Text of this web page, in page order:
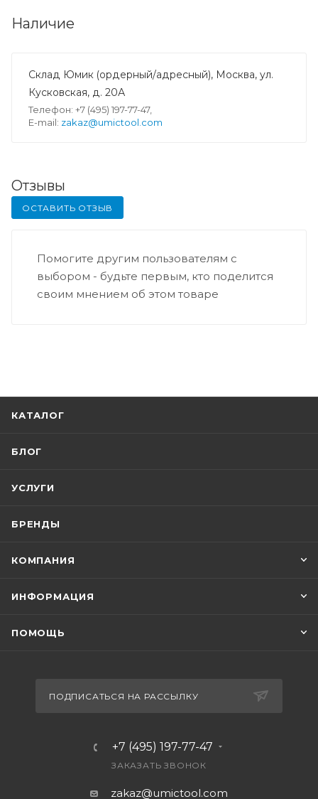
Наличие
Склад Юмик (ордерный/адресный), Москва, ул.
Кусковская, д. 20А
Телефон: +7 (495) 197-77-47,
E-mail: zakaz@umictool.com
Отзывы
ОСТАВИТЬ ОТЗЫВ
Помогите другим пользователям с
выбором - будьте первым, кто поделится
своим мнением об этом товаре
КАТАЛОГ
БЛОГ
УСЛУГИ
БРЕНДЫ
КОМПАНИЯ
ИНФОРМАЦИЯ
ПОМОЩЬ
ПОДПИСАТЬСЯ НА РАССЫЛКУ
+7 (495) 197-77-47
ЗАКАЗАТЬ ЗВОНОК
zakaz@umictool.com